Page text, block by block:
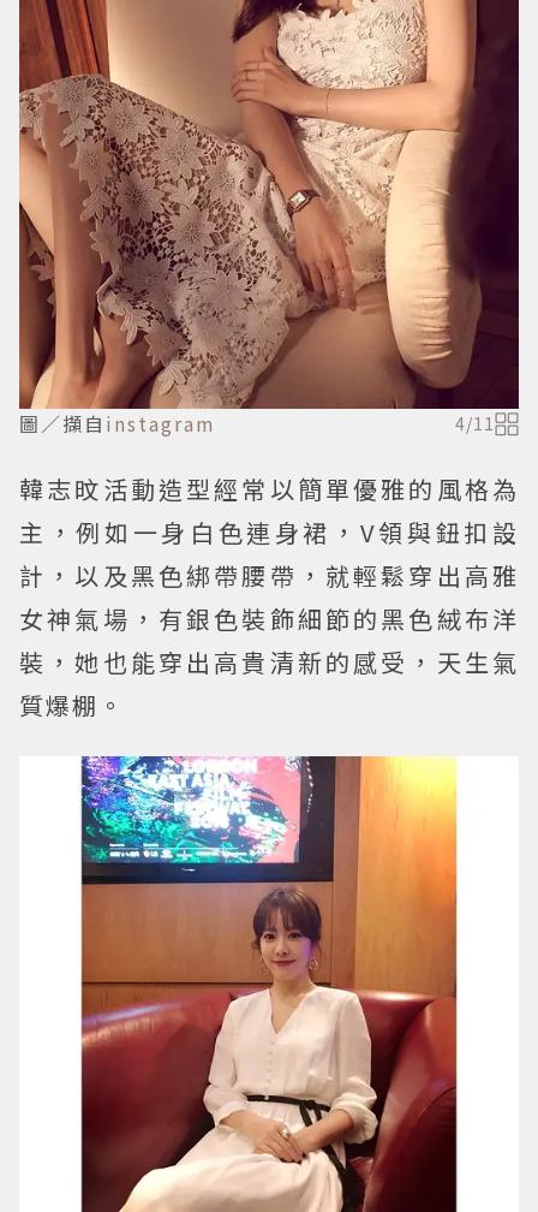
圖／擷自 instagram 4/11
韓志旼活動造型經常以簡單優雅的風格為
主，例如一身白色連身裙，V領與鈕扣設
計，以及黑色綁帶腰帶，就輕鬆穿出高雅
女神氣場，有銀色裝飾細節的黑色絨布洋
裝，她也能穿出高貴清新的感受，天生氣
質爆棚。